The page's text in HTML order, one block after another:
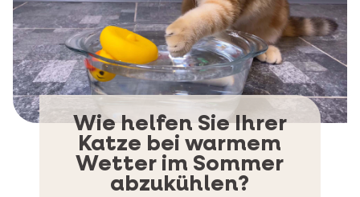
Wie helfen Sie Ihrer
Katze bei warmem
Wetter im Sommer
abzukühlen?